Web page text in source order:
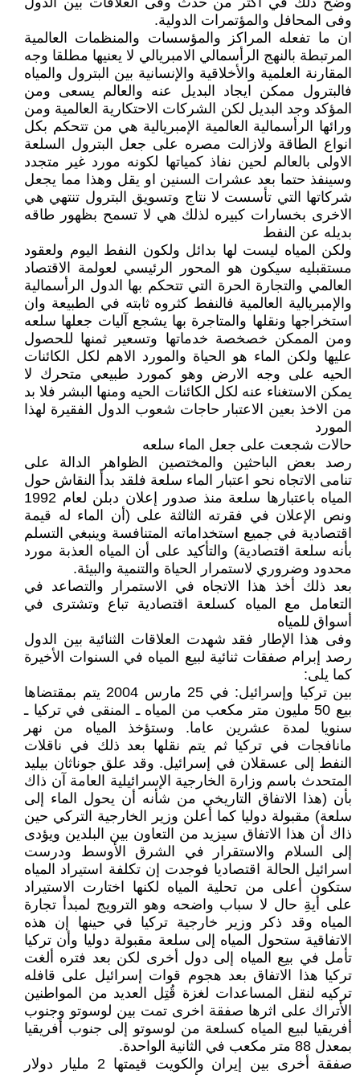
وفى المحافل والمؤتمرات الدولية.
ان ما تفعله المراكز والمؤسسات والمنظمات العالمية
المرتبطة بالنهج الرأسمالي الامبريالي لا يعنيها مطلقا وجه
المقارنة العلمية والأخلاقية والإنسانية بين البترول والمياه
فالبترول ممكن ايجاد البديل عنه والعالم يسعى ومن
المؤكد وجد البديل لكن الشركات الاحتكارية العالمية ومن
ورائها الرأسمالية العالمية الإمبريالية هي من تتحكم بكل
انواع الطاقة ولازالت مصره على جعل البترول السلعة
الاولى بالعالم لحين نفاذ كمياتها لكونه مورد غير متجدد
وسينفذ حتما بعد عشرات السنين او يقل وهذا مما يجعل
شركاتها التي تأسست لا نتاج وتسويق البترول تنتهي هي
الاخرى بخسارات كبيره لذلك هي لا تسمح بظهور طاقه
بديله عن النفط
ولكن المياه ليست لها بدائل ولكون النفط اليوم ولعقود
مستقبليه سيكون هو المحور الرئيسي لعولمة الاقتصاد
العالمي والتجارة الحرة التي تتحكم بها الدول الرأسمالية
والإمبريالية العالمية فالنفط كثروه ثابته في الطبيعة وان
استخراجها ونقلها والمتاجرة بها يشجع آليات جعلها سلعه
ومن الممكن خصخصة خدماتها وتسعير ثمنها للحصول
عليها ولكن الماء هو الحياة والمورد الاهم لكل الكائنات
الحيه على وجه الارض وهو كمورد طبيعي متحرك لا
يمكن الاستغناء عنه لكل الكائنات الحيه ومنها البشر فلا بد
من الاخذ بعين الاعتبار حاجات شعوب الدول الفقيرة لهذا
المورد
حالات شجعت على جعل الماء سلعه
رصد بعض الباحثين والمختصين الظواهر الدالة على
تنامى الاتجاه نحو اعتبار الماء سلعة فلقد بدأ النقاش حول
المياه باعتبارها سلعة منذ صدور إعلان دبلن لعام 1992
ونص الإعلان في فقرته الثالثة على (أن الماء له قيمة
اقتصادية في جميع استخداماته المتنافسة وينبغي التسلم
بأنه سلعة اقتصادية) والتأكيد على أن المياه العذبة مورد
محدود وضروري لاستمرار الحياة والتنمية والبيئة.
بعد ذلك أخذ هذا الاتجاه في الاستمرار والتصاعد في
التعامل مع المياه كسلعة اقتصادية تباع وتشترى في
أسواق للمياه
وفى هذا الإطار فقد شهدت العلاقات الثنائية بين الدول
رصد إبرام صفقات ثنائية لبيع المياه في السنوات الأخيرة
كما يلى:
بين تركيا وإسرائيل: في 25 مارس 2004 يتم بمقتضاها
بيع 50 مليون متر مكعب من المياه ـ المنقى في تركيا ـ
سنويا لمدة عشرين عاما. وستؤخذ المياه من نهر
مانافجات في تركيا ثم يتم نقلها بعد ذلك في ناقلات
النفط إلى عسقلان في إسرائيل. وقد علق جوناثان بيليد
المتحدث باسم وزارة الخارجية الإسرائيلية العامة آن ذاك
بأن (هذا الاتفاق التاريخي من شأنه أن يحول الماء إلى
سلعة) مقبولة دوليا كما أعلن وزير الخارجية التركي حين
ذاك أن هذا الاتفاق سيزيد من التعاون بين البلدين ويؤدى
إلى السلام والاستقرار في الشرق الأوسط ودرست
اسرائيل الحالة اقتصاديا فوجدت إن تكلفة استيراد المياه
ستكون أعلى من تحلية المياه لكنها اختارت الاستيراد
على أيةِ حال لا سباب واضحه وهو الترويج لمبدأ تجارة
المياه وقد ذكر وزير خارجية تركيا في حينها إن هذه
الاتفاقية ستحول المياه إلى سلعة مقبولة دوليا وأن تركيا
تأمل في بيع المياه إلى دول أخرى لكن بعد فتره ألغت
تركيا هذا الاتفاق بعد هجوم قوات إسرائيل على قافله
تركيه لنقل المساعدات لغزة قُتِل العديد من المواطنين
الأتراك على اثرها صفقة اخرى تمت بين لوسوتو وجنوب
أفريقيا لبيع المياه كسلعة من لوسوتو إلى جنوب أفريقيا
بمعدل 88 متر مكعب في الثانية الواحدة.
صفقة أخرى بين إيران والكويت قيمتها 2 مليار دولار